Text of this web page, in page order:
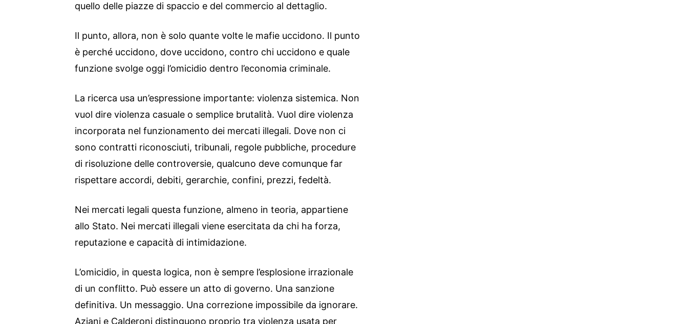
quello delle piazze di spaccio e del commercio al dettaglio.
Il punto, allora, non è solo quante volte le mafie uccidono. Il punto
è perché uccidono, dove uccidono, contro chi uccidono e quale
funzione svolge oggi l’omicidio dentro l’economia criminale.
La ricerca usa un’espressione importante: violenza sistemica. Non
vuol dire violenza casuale o semplice brutalità. Vuol dire violenza
incorporata nel funzionamento dei mercati illegali. Dove non ci
sono contratti riconosciuti, tribunali, regole pubbliche, procedure
di risoluzione delle controversie, qualcuno deve comunque far
rispettare accordi, debiti, gerarchie, confini, prezzi, fedeltà.
Nei mercati legali questa funzione, almeno in teoria, appartiene
allo Stato. Nei mercati illegali viene esercitata da chi ha forza,
reputazione e capacità di intimidazione.
L’omicidio, in questa logica, non è sempre l’esplosione irrazionale
di un conflitto. Può essere un atto di governo. Una sanzione
definitiva. Un messaggio. Una correzione impossibile da ignorare.
Aziani e Calderoni distinguono proprio tra violenza usata per